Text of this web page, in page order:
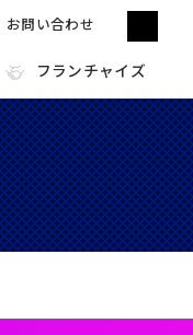
フランチャイズ
お問い合わせ